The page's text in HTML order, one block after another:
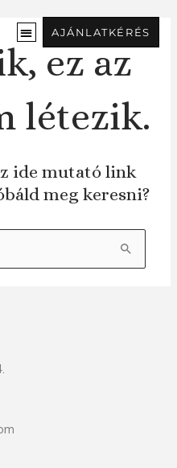
AJÁNLATKÉRÉS
ez az
létezik.
ide mutató link
meg keresni?